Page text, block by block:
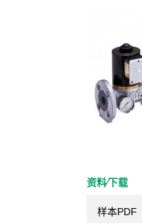
资料⁄下载
样本PDF